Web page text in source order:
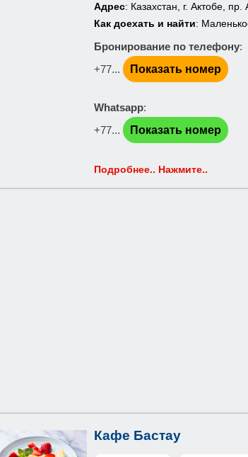
Адрес: Казахстан, г. Актобе,
Как доехать и найти:
Бронирование по телефону:
+77...
Показать номер
Whatsapp:
+77...
Показать номер
Подробнее.. Нажмите..
Кафе Бастау